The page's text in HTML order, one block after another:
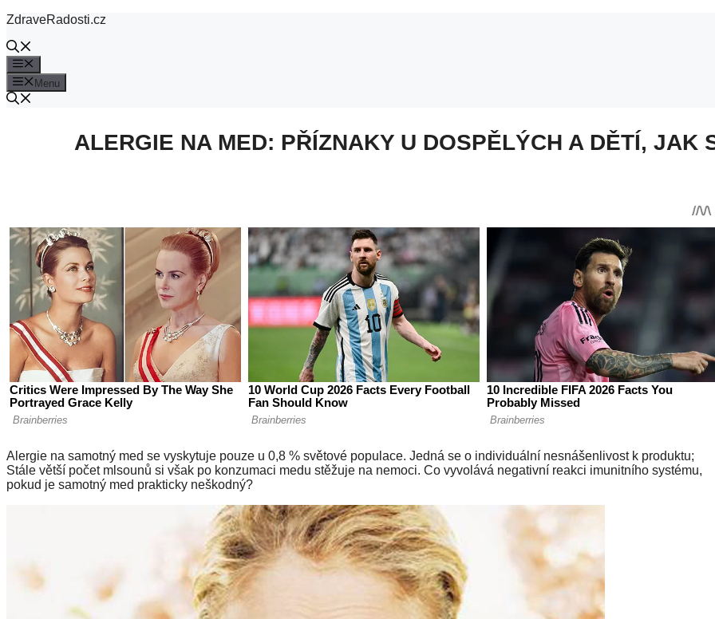
Přeskočit
obsah
ZdraveRadosti.cz
Menu
ALERGIE NA MED: PŘÍZNAKY U DOSPĚLÝCH A DĚTÍ, JAK
Alergie na samotný med se vyskytuje pouze u 0,8 % světové populace. Jedná se o individuální nesnášenlivost k produktu;
Stále větší počet mlsounů si však po konzumaci medu stěžuje na nemoci. Co vyvolává negativní reakci imunitního systému,
pokud je samotný med prakticky neškodný?